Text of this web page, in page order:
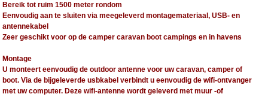
Bereik tot ruim 1500 meter rondom
Eenvoudig aan te sluiten via meegeleverd montagemateriaal, USB- en
antennekabel
Zeer geschikt voor op de camper caravan boot campings en in havens
Montage
U monteert eenvoudig de outdoor antenne voor uw caravan, camper of
boot. Via de bijgeleverde usbkabel verbindt u eenvoudig de wifi-ontvanger
met uw computer. Deze wifi-antenne wordt geleverd met muur -of